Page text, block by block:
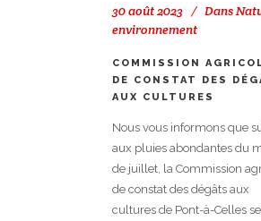
30 août 2023 Dans
environnement
COMMISSION
DE CONSTAT DES
AUX CULTURES
Nous vous informons que
aux pluies abondantes du
de juillet, la Commission
de constat des dégâts aux
cultures de Pont-à-Celles se